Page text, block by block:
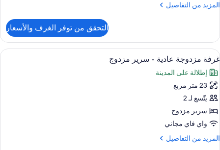
منفصلان
المزيد من التفاصيل
المزيد
غرفة
عادية
لاثنين
سريران
فرديان
منفصلان
التحقق من توفر الغرف والأسعار
استعراض
جميع
صور
غرفة
مزدوجة
عادية
-
سرير
مزدوج
4
غرفة مزدوجة عادية - سرير مزدوج
إطلالة على المدينة
23 متر مربع
يتّسع لـ 2
سرير مزدوج
واي فاي مجاني
المزيد من التفاصيل
المزيد